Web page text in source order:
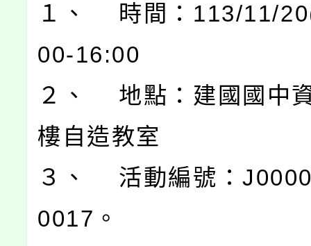
１、 時間：113/11/
00-16:00
２、 地點：建國國中
樓自造教室
３、 活動編號：
0017。